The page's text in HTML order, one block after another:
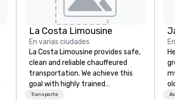
La Costa Limousine
En varias ciudades
La Costa Limousine provides safe,
clean and reliable chauffeured
transportation. We achieve this
goal with highly trained
chauffeurs, the newest vehicles
Transporte